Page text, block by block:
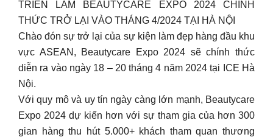
TRIỂN LÃM BEAUTYCARE EXPO 2024 CHÍNH
THỨC TRỞ LẠI VÀO THÁNG 4/2024 TẠI HÀ NỘI
Chào đón sự trở lại của sự kiện làm đẹp hàng đầu khu
vực ASEAN, Beautycare Expo 2024 sẽ chính thức
diễn ra vào ngày 18 – 20 tháng 4 năm 2024 tại ICE Hà
Nội.
Với quy mô và uy tín ngày càng lớn mạnh, Beautycare
Expo 2024 dự kiến hơn với sự tham gia của hơn 300
gian hàng thu hút 5.000+ khách tham quan thương